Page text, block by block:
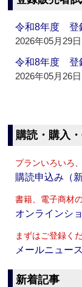
令和8年度 登
2026年05月29
令和8年度 登
2026年05月26
購読・購入
プランいろいろ
購読申込み（
書籍、電子商材
オンラインシ
まずはご登録く
メールニュー
新着記事